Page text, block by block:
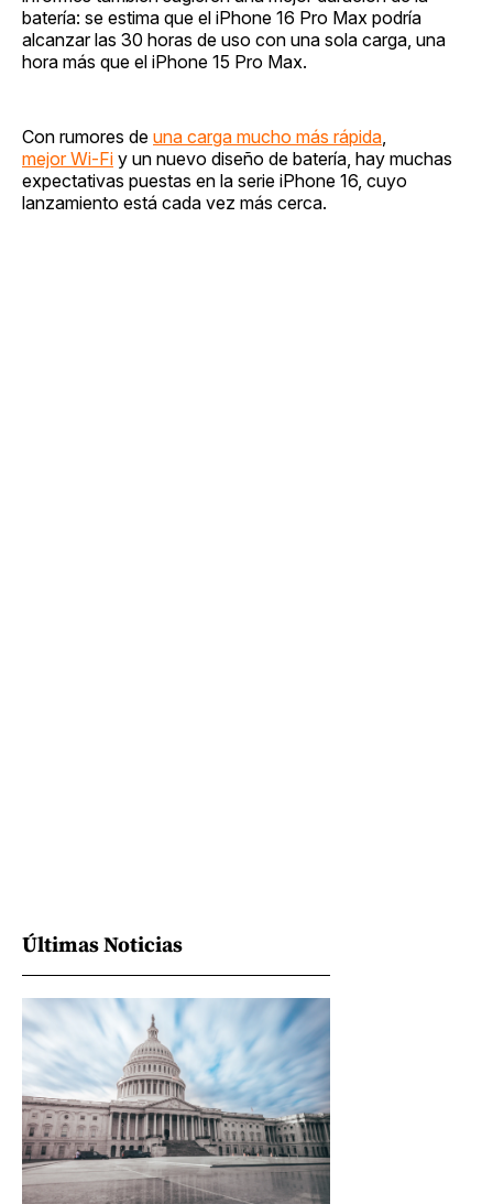
batería: se estima que el iPhone 16 Pro Max podría
alcanzar las 30 horas de uso con una sola carga, una
hora más que el iPhone 15 Pro Max.
Con rumores de una carga mucho más rápida
mejor Wi-Fi y un nuevo diseño de batería, hay muchas
expectativas puestas en la serie iPhone 16, cuyo
lanzamiento está cada vez más cerca.
Últimas Noticias